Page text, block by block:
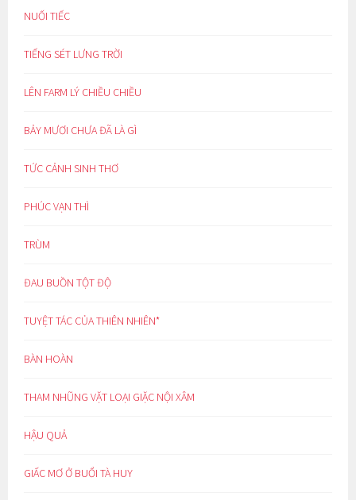
NUỐI TIẾC
TIẾNG SÉT LƯNG TRỜI
LÊN FARM LÝ CHIỀU CHIỀU
BẢY MƯƠI CHƯA ĐÃ LÀ GÌ
TỨC CẢNH SINH THƠ
PHÚC VẠN THÌ
TRÙM
ĐAU BUỒN TỘT ĐỘ
TUYỆT TÁC CỦA THIÊN NHIÊN*
BÀN HOÀN
THAM NHŨNG VẶT LOẠI GIẶC NỘI XÂM
HẬU QUẢ
GIẤC MƠ Ở BUỔI TÀ HUY